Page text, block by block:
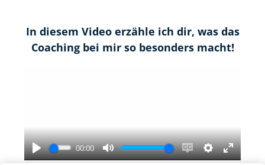
In diesem Video erzähle ich dir, was das
Coaching bei mir so besonders macht!
Play
00:00
Mute EnableSettings
Enter